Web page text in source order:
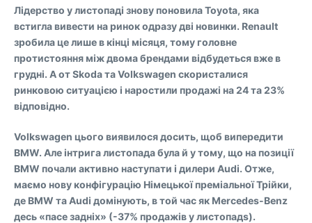
Лідерство у листопаді знову поновила Toyota, яка
встигла вивести на ринок одразу дві новинки. Renault
зробила це лише в кінці місяця, тому головне
протистояння між двома брендами відбудеться вже в
грудні. А от Skoda та Volkswagen скористалися
ринковою ситуацією і наростили продажі на 24 та 23%
відповідно.
Volkswagen цього виявилося досить, щоб випередити
BMW. Але інтрига листопада була й у тому, що на позиції
BMW почали активно наступати і дилери Audi. Отже,
маємо нову конфігурацію Німецької преміальної Трійки,
де BMW та Audi домінують, в той час як Mercedes-Benz
десь «пасе задніх» (-37% продажів у листопадs).